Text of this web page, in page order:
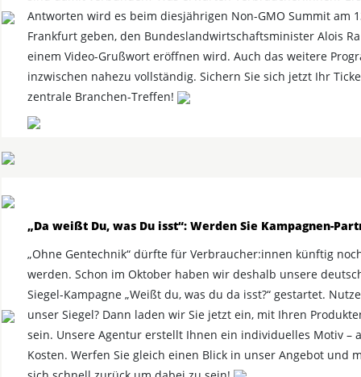
Antworten wird es beim diesjährigen Non-GMO Summit am
Frankfurt geben, den Bundeslandwirtschaftsminister Alois
einem Video-Grußwort eröffnen wird. Auch das weitere
inzwischen nahezu vollständig. Sichern Sie sich jetzt Ihr
zentrale Branchen-Treffen!
„Da weißt Du, was Du isst“: Werden Sie Kampagnen-
„Ohne Gentechnik“ dürfte für Verbraucher:innen künftig
werden. Schon im Oktober haben wir deshalb unsere
Siegel-Kampagne „Weißt du, was du da isst?“ gestartet.
unser Siegel? Dann laden wir Sie jetzt ein, mit Ihren
sein. Unsere Agentur erstellt Ihnen ein individuelles Motiv –
Kosten. Werfen Sie gleich einen Blick in unser Angebot und